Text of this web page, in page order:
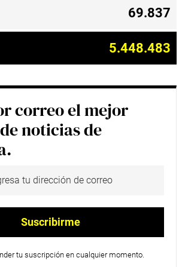
69.837
5.448.483
correo el mejor
noticias de
tu suscripción en cualquier momento.